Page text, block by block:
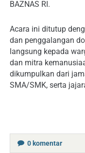
BAZNAS RI.
Acara ini ditutup
dan penggalangan
langsung kepada
dan mitra
dikumpulkan dari
SMA/SMK, serta
0 komentar